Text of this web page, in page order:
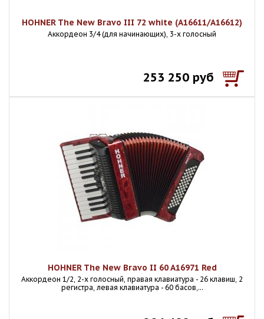
HOHNER The New Bravo III 72 white (A16611/A16612)
Аккордеон 3/4 (для начинающих), 3-х голосный
253 250 руб
HOHNER The New Bravo II 60 A16971 Red
Аккордеон 1/2, 2-х голосный, правая клавиатура - 26 клавиш, 2
регистра, левая клавиатура - 60 басов,...